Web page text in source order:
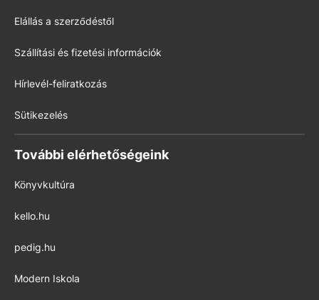
Elállás a szerződéstől
Szállítási és fizetési információk
Hírlevél-feliratkozás
Sütikezelés
További elérhetőségeink
Könyvkultúra
kello.hu
pedig.hu
Modern Iskola